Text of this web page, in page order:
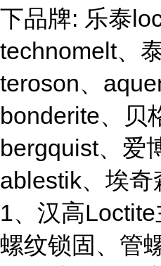
下品牌: 乐泰
technomelt、
teroson、
bonderite、贝
bergquist、爱
ablestik、埃奇
1、汉高Loctite
螺纹锁固、管